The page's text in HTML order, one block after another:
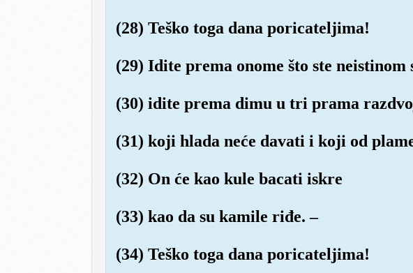
(28) Teško toga dana poricateljima!
(29) Idite prema onome što ste
(30) idite prema dimu u tri prama
(31) koji hlada neće davati i koji od
(32) On će kao kule bacati iskre
(33) kao da su kamile riđe. –
(34) Teško toga dana poricateljima!